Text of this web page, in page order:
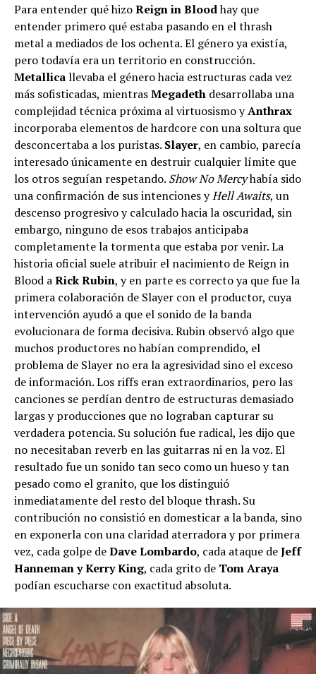
Para entender qué hizoReign in Bloodhay que
entender primero qué estaba pasando en el thrash
metal a mediados de los ochenta. El género ya existía,
pero todavía era un territorio en construcción.
Metallicallevaba el género hacia estructuras cada vez
más sofisticadas, mientrasMegadeth desarrollaba una
complejidad técnica próxima al virtuosismo yAnthrax
incorporaba elementos de hardcore con una soltura que
desconcertaba a los puristas. Slayer, en cambio, parecía
interesado únicamente en destruir cualquier límite que
los otros seguían respetando. Show No Mercyhabía sido
una confirmación de sus intenciones yHell Awaits, un
descenso progresivo y calculado hacia la oscuridad, sin
embargo, ninguno de esos trabajos anticipaba
completamente la tormenta que estaba por venir. La
historia oficial suele atribuir el nacimiento de Reign in
Blood aRick Rubin, y en parte es correcto ya que fue la
primera colaboración de Slayer con el productor, cuya
intervención ayudó a que el sonido de la banda
evolucionara de forma decisiva. Rubin observó algo que
muchos productores no habían comprendido, el
problema de Slayer no era la agresividad sino el exceso
de información. Los riffs eran extraordinarios, pero las
canciones se perdían dentro de estructuras demasiado
largas y producciones que no lograban capturar su
verdadera potencia. Su solución fue radical, les dijo que
no necesitaban reverb en las guitarras ni en la voz. El
resultado fue un sonido tan seco como un hueso y tan
pesado como el granito, que los distinguió
inmediatamente del resto del bloque thrash. Su
contribución no consistió en domesticar a la banda, sino
en exponerla con una claridad aterradora y por primera
vez, cada golpe deDave Lombardo, cada ataque deJeff
Hanneman y Kerry King, cada grito de Tom Araya
podían escucharse con exactitud absoluta.